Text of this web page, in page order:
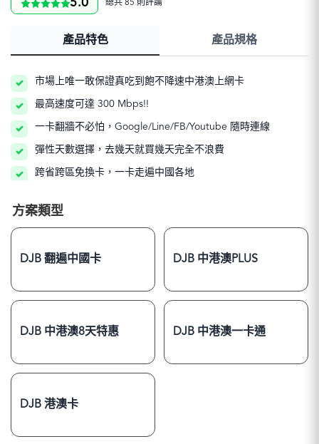
5.0 總共 85 則評論
產品特色 產品規格
市場上唯一敢保證真吃到飽不降速中港澳上網卡
最高速度可達 300 Mbps!!
一卡翻牆不必怕，Google/Line/FB/Youtube 隨時連線
彈性天數選擇，去幾天就買幾天完全不浪費
跨省跨區免換卡，一卡走遍中國各地
方案類型
DJB 翻遍中國卡 DJB 中港澳PLUS
DJB 中港澳8天特惠 DJB 中港澳一卡通
DJB 港澳卡